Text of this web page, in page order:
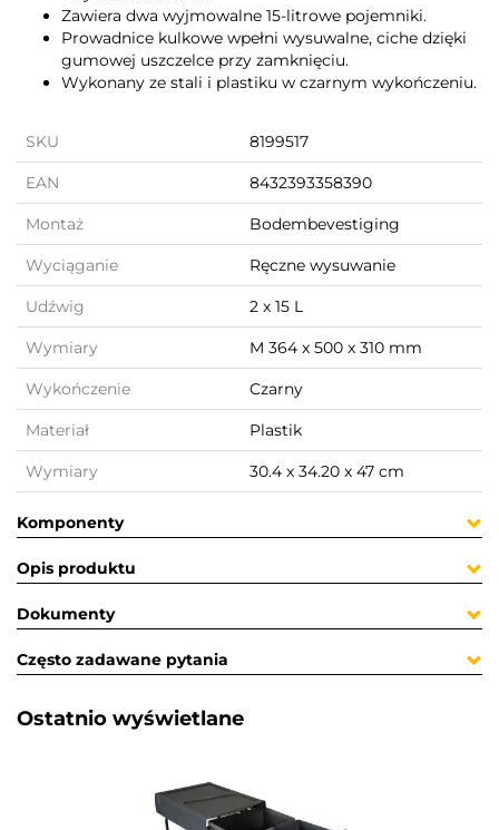
Zawiera dwa wyjmowalne 15-litrowe pojemniki.
Prowadnice kulkowe wpełni wysuwalne, ciche dzięki
gumowej uszczelce przy zamknięciu.
Wykonany ze stali i plastiku w czarnym wykończeniu.
SKU 8199517
EAN 8432393358390
Montaż Bodembevestiging
Wyciąganie Ręczne wysuwanie
Udźwig 2 x 15 L
Wymiary M 364 x 500 x 310 mm
Wykończenie Czarny
Materiał Plastik
Wymiary 30.4 x 34.20 x 47 cm
Komponenty
Opis produktu
Dokumenty
Często zadawane pytania
Ostatnio wyświetlane​